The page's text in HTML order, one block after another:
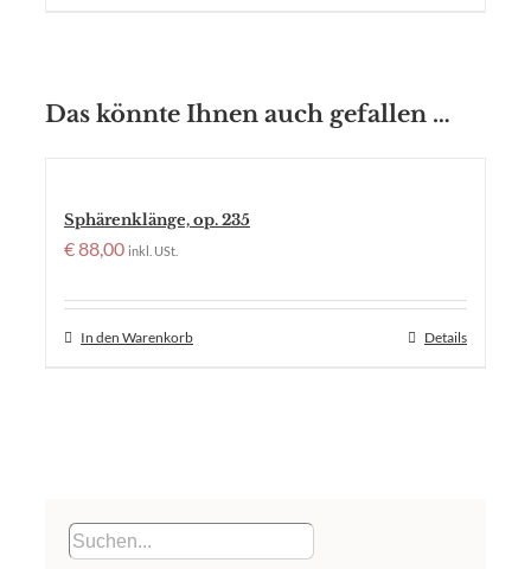
Das könnte Ihnen auch gefallen …
Sphärenklänge, op. 235
€88,00 inkl. USt.
In den Warenkorb Details